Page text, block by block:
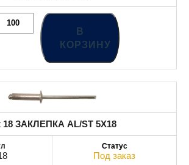
В
КОРЗИНУ
18 ЗАКЛЕПКА AL/ST 5X18
Под заказ